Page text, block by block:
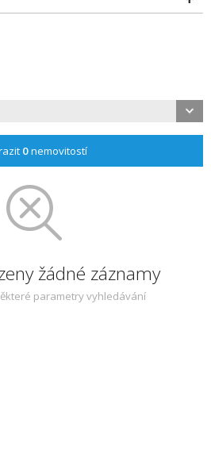
0nemovitostí
žádné záznamy
parametry vyhledávání